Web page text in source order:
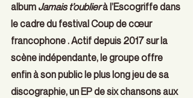
album Jamais t’oublier à l’Escogriffe dans
le cadre du festival Coup de cœur
francophone . Actif depuis 2017 sur la
scène indépendante, le groupe offre
enfin à son public le plus long jeu de sa
discographie, un EP de six chansons aux